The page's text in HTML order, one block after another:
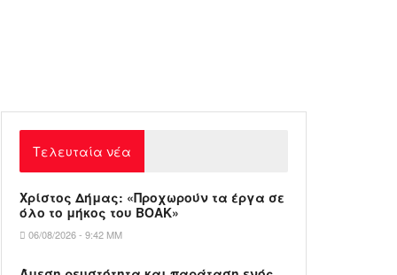
Τελευταία νέα
Χρίστος Δήμας: «Προχωρούν τα έργα σε
όλο το μήκος του ΒΟΑΚ»
06/08/2026 - 9:42 ΜΜ